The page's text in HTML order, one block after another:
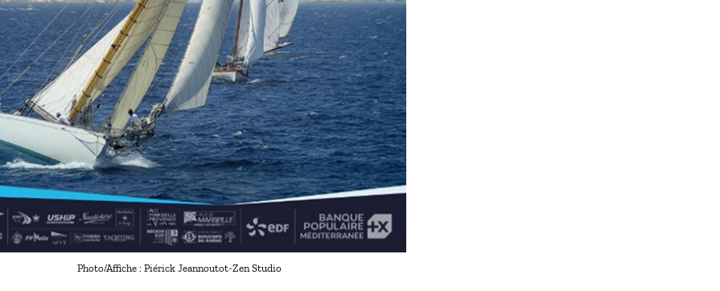
Photo/Affiche : Piérick Jeannoutot-Zen Studio